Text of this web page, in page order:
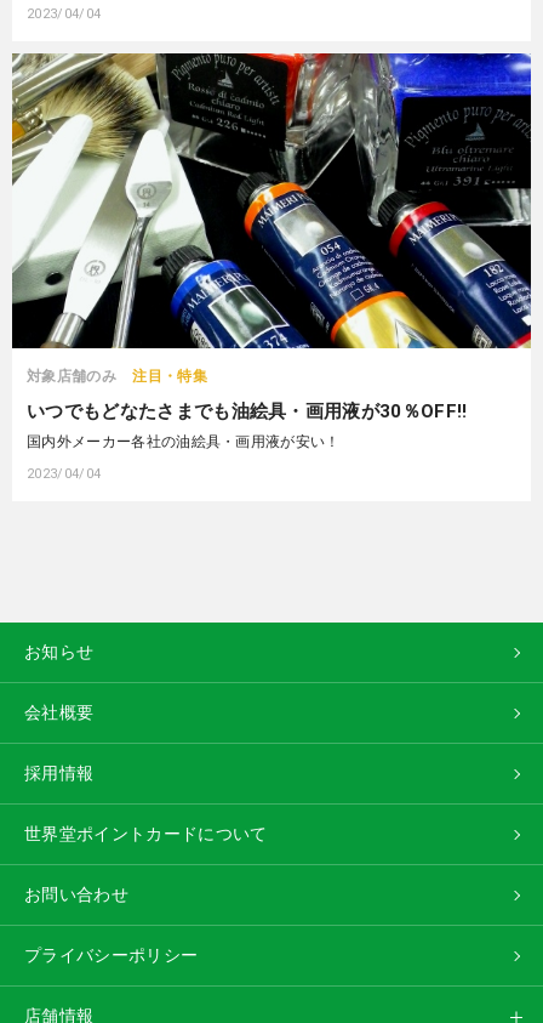
2023/04/04
対象店舗のみ 注目・特集
いつでもどなたさまでも油絵具・画用液が30％OFF!!
国内外メーカー各社の油絵具・画用液が安い！
2023/04/04
お知らせ
会社概要
採用情報
世界堂ポイントカードについて
お問い合わせ
プライバシーポリシー
店舗情報